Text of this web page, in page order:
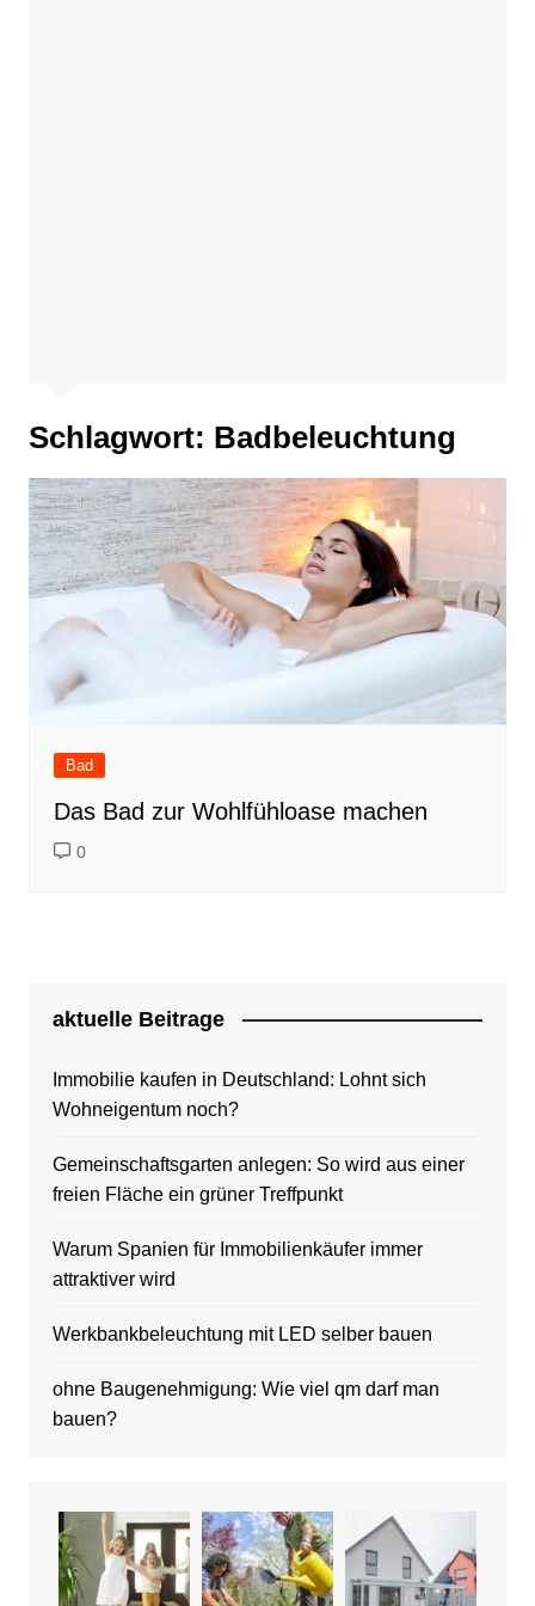
Schlagwort: Badbeleuchtung
Bad
Das Bad zur Wohlfühloase machen
0
aktuelle Beitrage
Immobilie kaufen in Deutschland: Lohnt sich
Wohneigentum noch?
Gemeinschaftsgarten anlegen: So wird aus einer
freien Fläche ein grüner Treffpunkt
Warum Spanien für Immobilienkäufer immer
attraktiver wird
Werkbankbeleuchtung mit LED selber bauen
ohne Baugenehmigung: Wie viel qm darf man
bauen?